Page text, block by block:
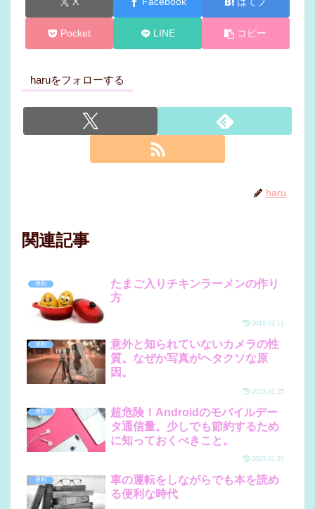
Pocket LINE コピー
haruをフォローする
haru
関連記事
便利
たまご入りチキンラーメンの作り
方
2019.02.11
便利
意外と知られていないカメラの性
質。なぜか写真がヘタクソな原
因。
2023.01.25
便利
超危険！Androidのモバイルデー
タ通信量。少しでも節約するため
に知っておくべきこと。
2023.01.25
便利
車の運転をしながらでも本を読め
る便利な時代